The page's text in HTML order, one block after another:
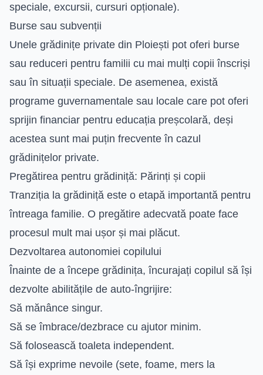
speciale, excursii, cursuri opționale).
Burse sau subvenții
Unele grădinițe private din Ploiești pot oferi burse
sau reduceri pentru familii cu mai mulți copii înscriși
sau în situații speciale. De asemenea, există
programe guvernamentale sau locale care pot oferi
sprijin financiar pentru educația preșcolară, deși
acestea sunt mai puțin frecvente în cazul
grădinițelor private.
Pregătirea pentru grădiniță: Părinți și copii
Tranziția la grădiniță este o etapă importantă pentru
întreaga familie. O pregătire adecvată poate face
procesul mult mai ușor și mai plăcut.
Dezvoltarea autonomiei copilului
Înainte de a începe grădinița, încurajați copilul să își
dezvolte abilitățile de auto-îngrijire:
Să mănânce singur.
Să se îmbrace/dezbrace cu ajutor minim.
Să folosească toaleta independent.
Să își exprime nevoile (sete, foame, mers la